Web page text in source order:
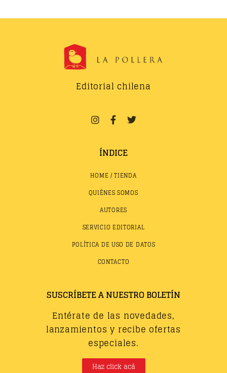
Editorial chilena
ÍNDICE
HOME / TIENDA
QUIÉNES SOMOS
AUTORES
SERVICIO EDITORIAL
POLÍTICA DE USO DE DATOS
CONTACTO
SUSCRÍBETE A NUESTRO BOLETÍN
Entérate de las novedades,
lanzamientos y recibe ofertas
especiales.
Haz click acá